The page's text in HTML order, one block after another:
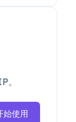
。
始使用